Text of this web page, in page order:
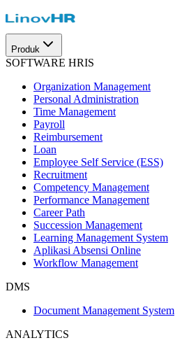
Produk
SOFTWARE HRIS
Organization Management
Personal Administration
Time Management
Payroll
Reimbursement
Loan
Employee Self Service (ESS)
Recruitment
Competency Management
Performance Management
Career Path
Succession Management
Learning Management System
Aplikasi Absensi Online
Workflow Management
DMS
Document Management System
ANALYTICS